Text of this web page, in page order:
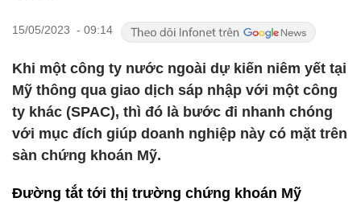
15/05/2023 - 09:14
Khi một công ty nước ngoài dự kiến niêm yết tại
Mỹ thông qua giao dịch sáp nhập với một công
ty khác (SPAC), thì đó là bước đi nhanh chóng
với mục đích giúp doanh nghiệp này có mặt trên
sàn chứng khoán Mỹ.
Đường tắt tới thị trường chứng khoán Mỹ